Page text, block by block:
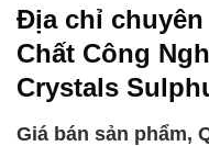
Địa chỉ
Chất Công
Crystals
Giá bán sản phẩm,